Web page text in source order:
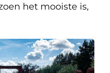
het mooiste is,